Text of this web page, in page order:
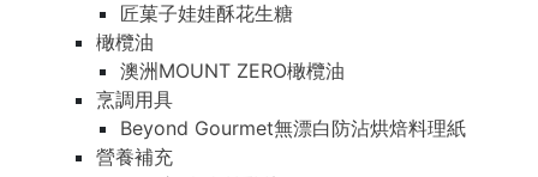
匠菓子娃娃酥花生糖
橄欖油
澳洲MOUNT ZERO橄欖油
烹調用具
Beyond Gourmet無漂白防沾烘焙料理紙
營養補充